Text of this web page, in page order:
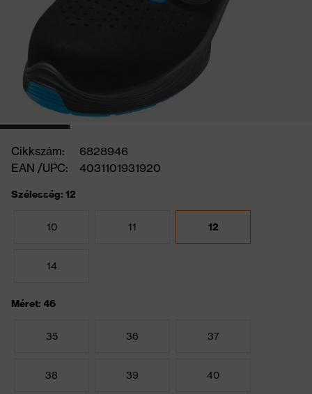
Cikkszám:
6828946
EAN /UPC:
4031101931920
Szélesség: 12
10 11 12
14
Méret: 46
35 36 37
38 39 40